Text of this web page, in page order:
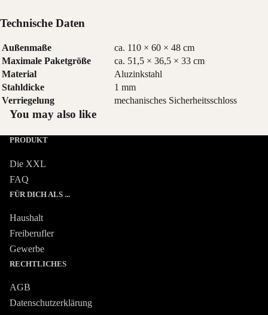
Technische Daten
Außenmaße
ca. 110 × 60 × 48 cm
Maximale Paketgröße
ca. 51,5 × 36,5 × 33 cm
Material
Aluzinkstahl
Stahldicke
1 mm
Verriegelung
mechanisches Sicherheitsschloss
You may also like
PRODUKT
Die XXL
FAQ
FÜR DICH ALS ...
Haushalt
Freiberufler
Gewerbe
RECHTLICHES
AGB
Datenschutzerklärung